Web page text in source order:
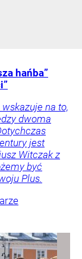
hańba”
na to,
dwoma
jest
Witczak z
być
Plus.